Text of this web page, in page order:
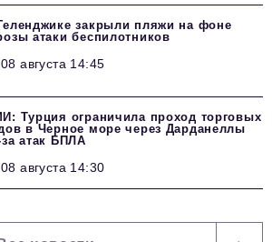
закрыли пляжи на фоне
атаки беспилотников
08 августа 14:45
Турция ограничила проход торговых
в Черное море через Дарданеллы
за атак БПЛА
08 августа 14:30